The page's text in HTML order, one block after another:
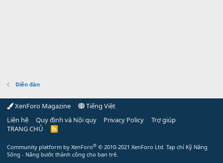
Diễn đàn
XenForo Magazine
Tiếng Việt
Liên hệ
Quy định và Nội quy Privacy Policy
Trợ giúp
TRANG CHỦ
R
Community platform by XenForo® © 2010-2021 XenForo Ltd. Tạp chí Kỹ Năng
Sống - Nâng bước thành công cho bạn trẻ.